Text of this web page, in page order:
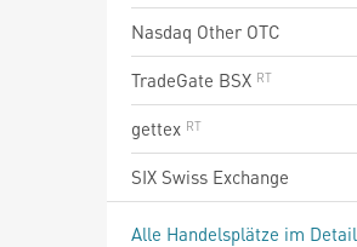
Nasdaq Other OTC
TradeGate BSX
gettex
SIX Swiss Exchange
Alle Handelsplätze im Detail